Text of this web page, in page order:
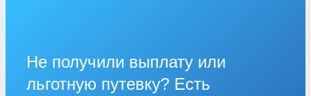
Не получили выплату или
льготную путевку? Есть